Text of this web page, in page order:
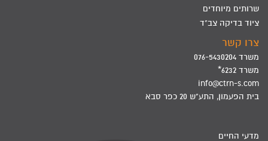
שרותים מיוחדים
ציוד בדיקה צב"ד
צרו קשר
משרד 076-5430204
משרד 6232*
info@ctrn-s.com
בית הפעמון, התע"ש 20 כפר סבא
מדעי החיים